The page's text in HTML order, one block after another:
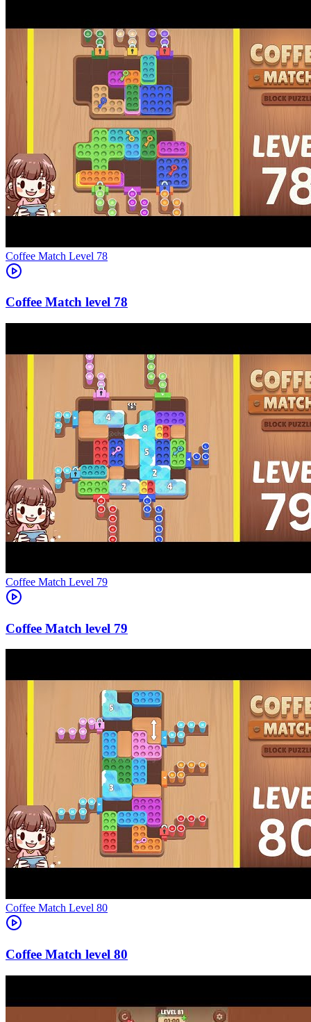
Level 78
78
Level 79
79
Level 80
80